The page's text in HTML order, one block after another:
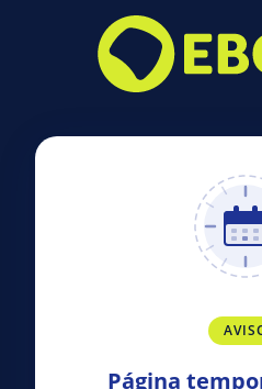
Página